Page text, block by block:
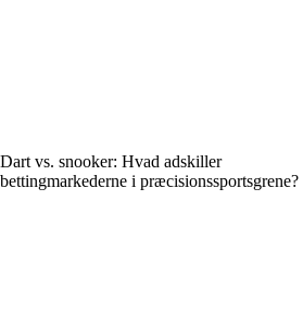
Dart vs. snooker: Hvad adskiller
bettingmarkederne i præcisionssportsgrene?